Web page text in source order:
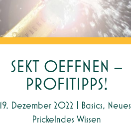
SEKT OEFFNEN –
PROFITIPPS!
19. Dezember 2022 Basics, Neues
Prickelndes Wissen